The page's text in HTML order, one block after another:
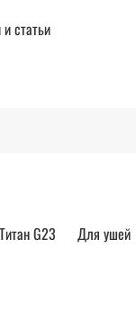
статьи
G23 Для ушей